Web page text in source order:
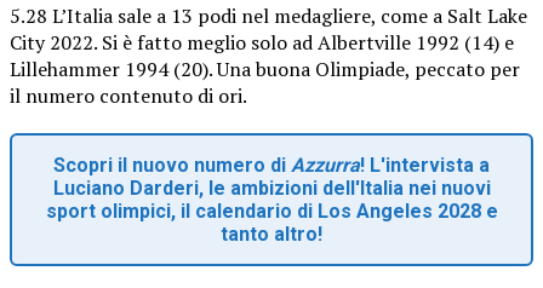
5.28 L’Italia sale a 13 podi nel medagliere, come a Salt Lake
City 2022. Si è fatto meglio solo ad Albertville 1992 (14) e
Lillehammer 1994 (20). Una buona Olimpiade, peccato per
il numero contenuto di ori.
Scopri il nuovo numero di Azzurra! L'intervista a
Luciano Darderi, le ambizioni dell'Italia nei nuovi
sport olimpici, il calendario di Los Angeles 2028 e
tanto altro!